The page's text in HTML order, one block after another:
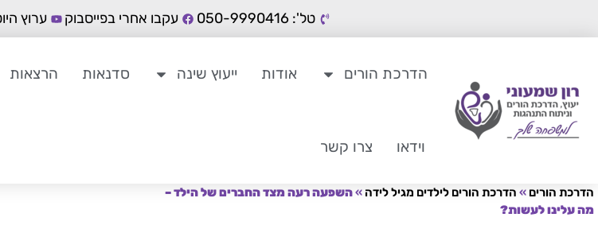
טל': 050-9990416 עקבו אחרי בפייסבוק ערוץ
הדרכת הורים אודות ייעוץ שינה סדנאות הרצאות
וידאו צרו קשר
הדרכת הורים » הדרכת הורים לילדים מגיל לידה »השפעה רעה מצד החברים של הילד –
מה עלינו לעשות?